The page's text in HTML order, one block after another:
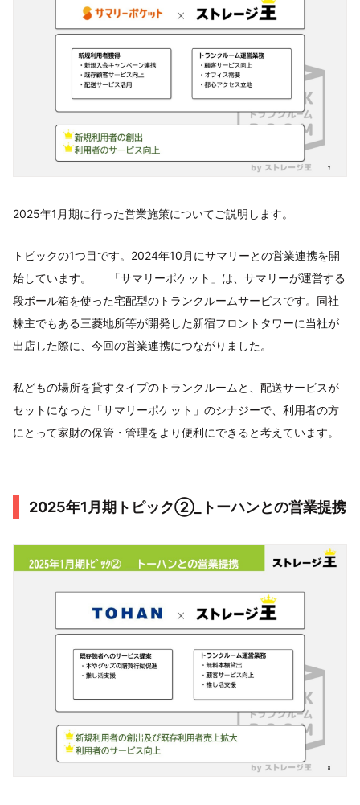
2025年1月期に行った営業施策についてご説明します。
トピックの1つ目です。2024年10月にサマリーとの営業連携を開
始しています。 「サマリーポケット」は、サマリーが運営する
段ボール箱を使った宅配型のトランクルームサービスです。同社
株主でもある三菱地所等が開発した新宿フロントタワーに当社が
出店した際に、今回の営業連携につながりました。
私どもの場所を貸すタイプのトランクルームと、配送サービスが
セットになった「サマリーポケット」のシナジーで、利用者の方
にとって家財の保管・管理をより便利にできると考えています。
2025年1月期トピック②_トーハンとの営業提携